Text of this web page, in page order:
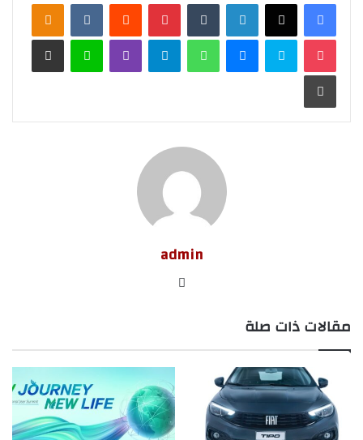
لينكدإن بينتيريست
سكايب واتساب لاين
admin
مقالات ذات صلة